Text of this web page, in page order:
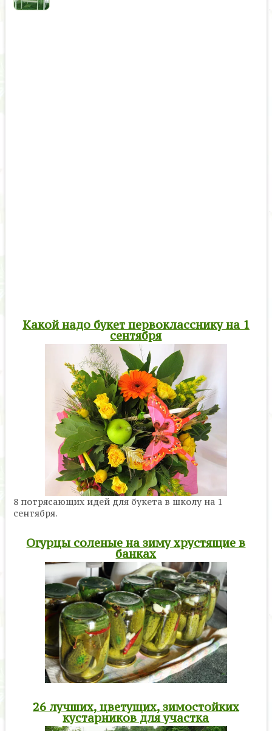
Какой надо букет первокласснику на 1
сентября
8 потрясающих идей для букета в школу на 1
сентября.
Огурцы соленые на зиму хрустящие в
банках
26 лучших, цветущих, зимостойких
кустарников для участка